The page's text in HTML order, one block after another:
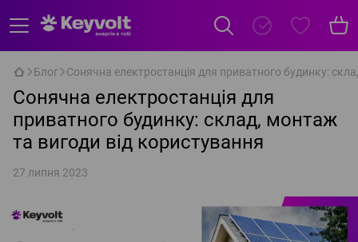
Блог Сонячна електростанція для приватного будинку:
Сонячна електростанція для
приватного будинку: склад, монтаж
та вигоди від користування
27 липня 2023